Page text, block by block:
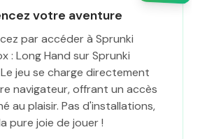
votre aventure
par accéder à Sprunki
: Long Hand sur Sprunki
jeu se charge directement
navigateur, offrant un accès
au plaisir. Pas d'installations,
pure joie de jouer !